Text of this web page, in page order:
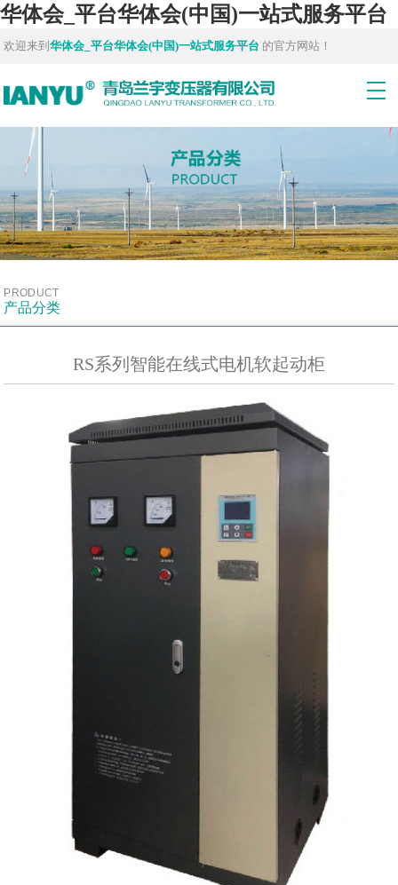
华体会_平台华体会(中国)一站式服务平台
欢迎来到华体会_平台华体会(中国)一站式服务平台 的官方网站！
PRODUCT
产品分类
RS系列智能在线式电机软起动柜